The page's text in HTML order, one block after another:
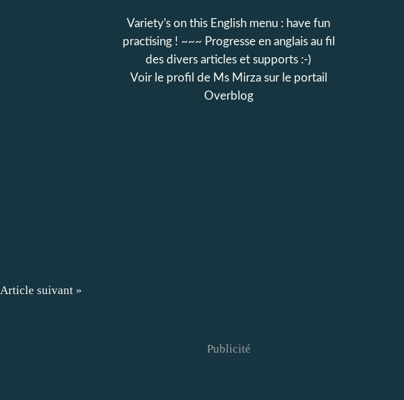
Article suivant »
Variety's on this English menu : have fun
practising ! ~~~ Progresse en anglais au fil
des divers articles et supports :-)
Voir le profil de Ms Mirzasur le portail
Overblog
Publicité